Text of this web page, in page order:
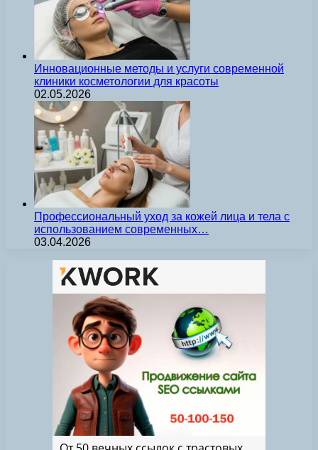
Инновационные методы и услуги современной
клиники косметологии для красоты
02.05.2026
Профессиональный уход за кожей лица и тела с
использованием современных…
03.04.2026